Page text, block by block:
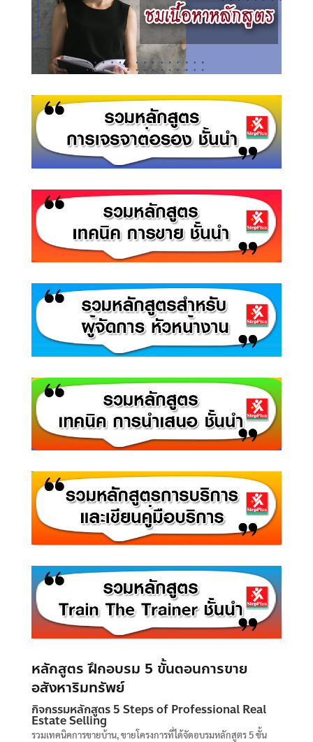
หลักสูตร ฝึกอบรม 5 ขั้นตอนการขาย
อสังหาริมทรัพย์
กิจกรรมหลักสูตร 5 Steps of Professional Real
Estate Selling
รวมเทคนิคการขายบ้าน, ขายโครงการที่ได้จัดอบรมหลักสูตร 5 ขั้น